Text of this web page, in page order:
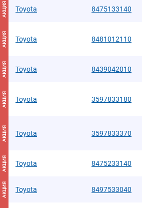
АКЦИЯ Toyota 8475133140
АКЦИЯ Toyota 8481012110
АКЦИЯ Toyota 8439042010
АКЦИЯ Toyota 3597833180
АКЦИЯ Toyota 3597833370
АКЦИЯ Toyota 8475233140
АКЦИЯ Toyota 8497533040